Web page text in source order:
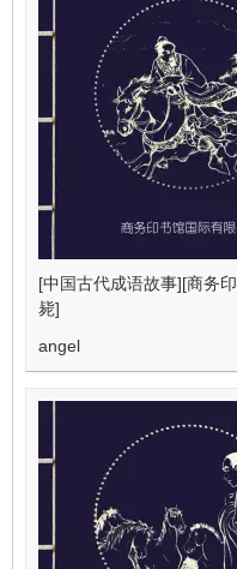
[中国古代成语故事][商务
毙]
angel